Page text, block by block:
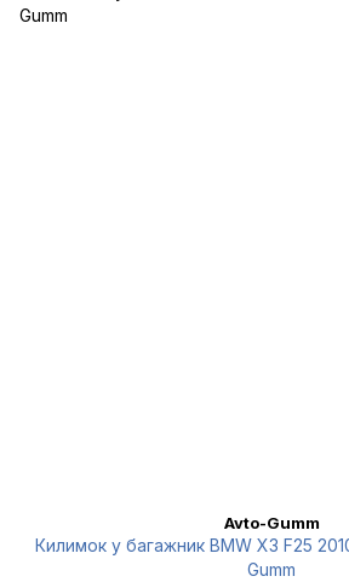
Avto-Gumm
Килимок у багажник BMW X3 F25
Gumm